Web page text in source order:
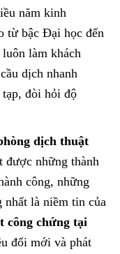
năm kinh
từ bậc Đại học đến
làm khách
dịch nhanh
tạp, đòi hỏi độ
dịch thuật
được những thành
công, những
nhất là niềm tin của
công chứng tại
đổi mới và phát